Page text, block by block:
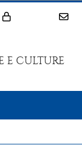
E CULTURE